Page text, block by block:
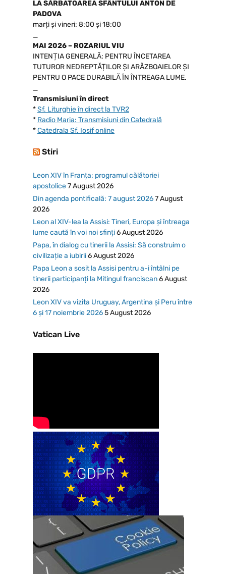
LA SĂRBATOAREA SFÂNTULUI ANTON DE
PADOVA
marți și vineri: 8:00 și 18:00
_
MAI 2026 – ROZARIUL VIU
INTENȚIA GENERALĂ: PENTRU ÎNCETAREA
TUTUROR NEDREPTĂȚILOR ȘI ARĂZBOAIELOR ȘI
PENTRU O PACE DURABILĂ ÎN ÎNTREAGA LUME.
_
Transmisiuni în direct
*Sf. Liturghie în direct la TVR2
* Radio Maria: Transmisiuni din Catedrală
*Catedrala Sf. Iosif online
Stiri
Leon XIV în Franța: programul călătoriei
apostolice7 August 2026
Din agenda pontificală: 7 august 20267 August
2026
Leon al XIV-lea la Assisi: Tineri, Europa și întreaga
lume caută în voi noi sfinți6 August 2026
Papa, în dialog cu tinerii la Assisi: Să construim o
civilizație a iubirii6 August 2026
Papa Leon a sosit la Assisi pentru a-i întâlni pe
tinerii participanți la Mitingul franciscan6 August
2026
Leon XIV va vizita Uruguay, Argentina și Peru între
6 și 17 noiembrie 20265 August 2026
Vatican Live